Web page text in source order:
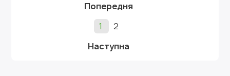
Попередня
1
2
Наступна